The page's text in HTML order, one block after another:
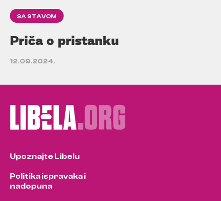
SA STAVOM
Priča o pristanku
12.09.2024.
Upoznajte Libelu
Politika ispravaka i
nadopuna